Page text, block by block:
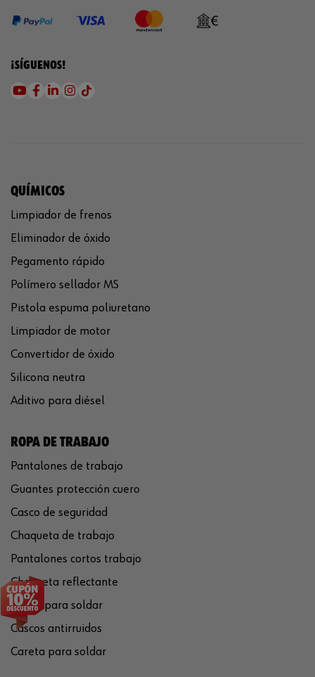
¡SÍGUENOS!
QUÍMICOS
Limpiador de frenos
Eliminador de óxido
Pegamento rápido
Polímero sellador MS
Pistola espuma poliuretano
Limpiador de motor
Convertidor de óxido
Silicona neutra
Aditivo para diésel
ROPA DE TRABAJO
Pantalones de trabajo
Guantes protección cuero
Casco de seguridad
Chaqueta de trabajo
Pantalones cortos trabajo
Chaqueta reflectante
Gafas para soldar
Cascos antirruidos
Careta para soldar